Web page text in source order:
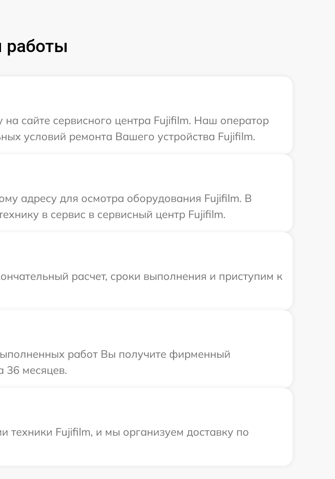
работы
сайте сервисного центра Fujifilm. Наш оператор
условий ремонта Вашего устройства Fujifilm.
адресу для осмотра оборудования Fujifilm. В
в сервис в сервисный центр Fujifilm.
расчет, сроки выполнения и приступим к
работ Вы получите фирменный
36 месяцев.
техники Fujifilm, и мы организуем доставку по